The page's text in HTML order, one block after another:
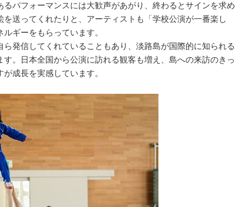
パフォーマンスには大歓声があがり、終わるとサインを求め
送ってくれたりと、アーティストも「学校公演が一番楽し
ギーをもらっています。
発信してくれていることもあり、淡路島が国際的に知られる
。日本全国から公演に訪れる観客も増え、島への来訪のきっ
成長を実感しています。